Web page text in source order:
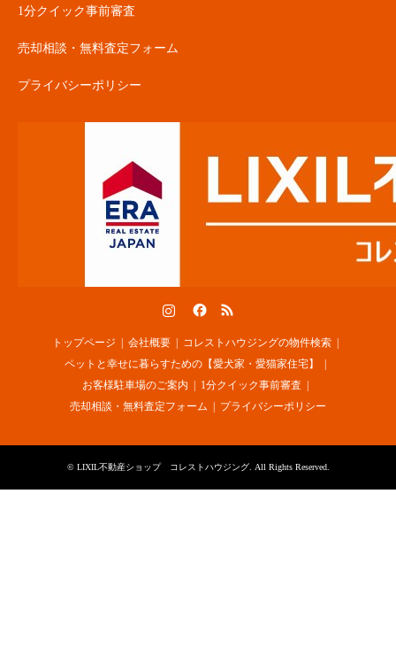
1分クイック事前審査
売却相談・無料査定フォーム
プライバシーポリシー
トップページ 会社概要
コレストハウジングの物件検索
ペットと幸せに暮らすための【愛犬家・愛猫家住宅】
お客様駐車場のご案内
1分クイック事前審査
売却相談・無料査定フォーム
プライバシーポリシー
© LIXIL不動産ショップ コレストハウジング. All Rights Reserved.